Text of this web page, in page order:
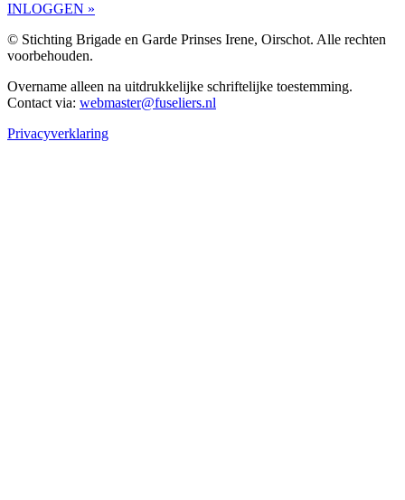
INLOGGEN »
© Stichting Brigade en Garde Prinses Irene, Oirschot. Alle rechten
voorbehouden.
Overname alleen na uitdrukkelijke schriftelijke toestemming.
Contact via: webmaster@fuseliers.nl
Privacyverklaring